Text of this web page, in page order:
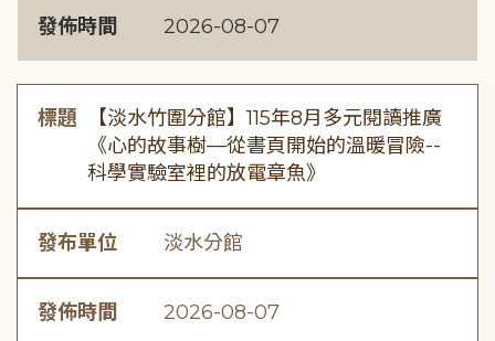
發佈時間 2026-08-07
標題
【淡水竹圍分館】115年8月多元閱讀推廣
《心的故事樹—從書頁開始的溫暖冒險--
科學實驗室裡的放電章魚》
發布單位 淡水分館
發佈時間 2026-08-07